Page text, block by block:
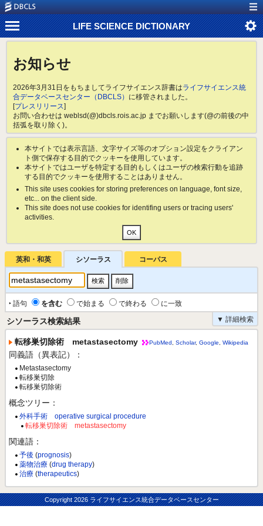
LIFE SCIENCE DICTIONARY
お知らせ
2026年3月31日をもちましてライフサイエンス辞書はライフサイエンス統
合データベースセンター（DBCLS） に移管されました。
[プレスリリース]
お問い合わせは weblsd(@)dbcls.rois.ac.jp までお願いします(@の前後の中
括弧を取り除く)。
本サイトでは表示言語、文字サイズ等のオプション設定をクライアン
ト側で保存する目的でクッキーを使用しています。
本サイトではユーザを特定する目的もしくはユーザの検索行動を追跡
する目的でクッキーを使用することはありません。
This site uses cookies for storing preferences on language, font size,
etc... on the client side.
This site does not use cookies for identifing users or tracing users'
activities.
英和・和英 シソーラス コーパス
‣ 語句 を含む で始まる で終わる
に一致
▼ 詳細検索
シソーラス検索結果
転移巣切除術 metastasectomy PubMed Scholar, Google Wikipedia
同義語（異表記）：
Metastasectomy
転移巣切除
転移巣切除術
概念ツリー：
外科手術 operative surgical procedure
転移巣切除術 metastasectomy
関連語：
予後 (prognosis)
薬物治療 (drug therapy)
治療 (therapeutics)
Copyright2026 ライフサイエンス統合データベースセンター